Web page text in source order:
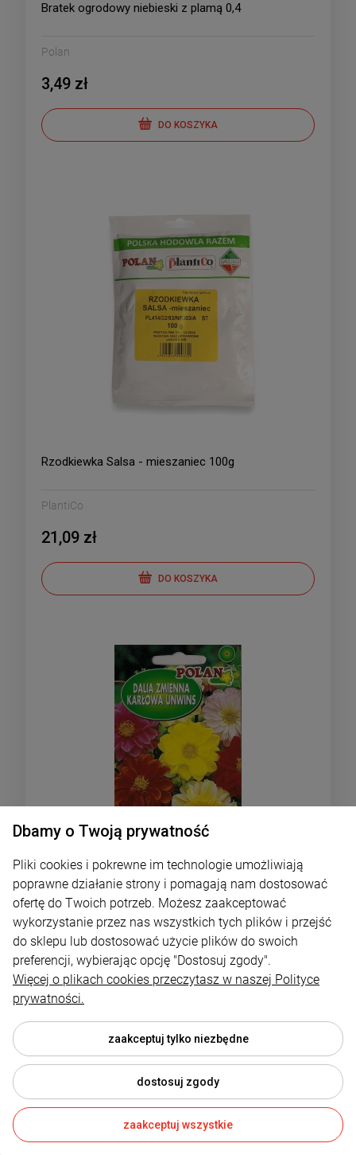
Bratek ogrodowy niebieski z plamą 0,4
Polan
3,49 zł
DO KOSZYKA
Rzodkiewka Salsa - mieszaniec 100g
PlantiCo
21,09 zł
DO KOSZYKA
Dalia zmienna Mignon - mieszanka 2g
Polan
3,19 zł
DO KOSZYKA
Dbamy o Twoją prywatność
Pliki cookies i pokrewne im technologie umożliwiają
poprawne działanie strony i pomagają nam dostosować
ofertę do Twoich potrzeb. Możesz zaakceptować
wykorzystanie przez nas wszystkich tych plików i przejść
do sklepu lub dostosować użycie plików do swoich
preferencji, wybierając opcję "Dostosuj zgody".
Więcej o plikach cookies przeczytasz w naszej Polityce
prywatności.
zaakceptuj tylko niezbędne
dostosuj zgody
zaakceptuj wszystkie